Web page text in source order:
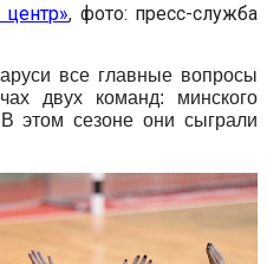
, фото: пресс-служба
все главные вопросы
двух команд: минского
этом сезоне они сыграли